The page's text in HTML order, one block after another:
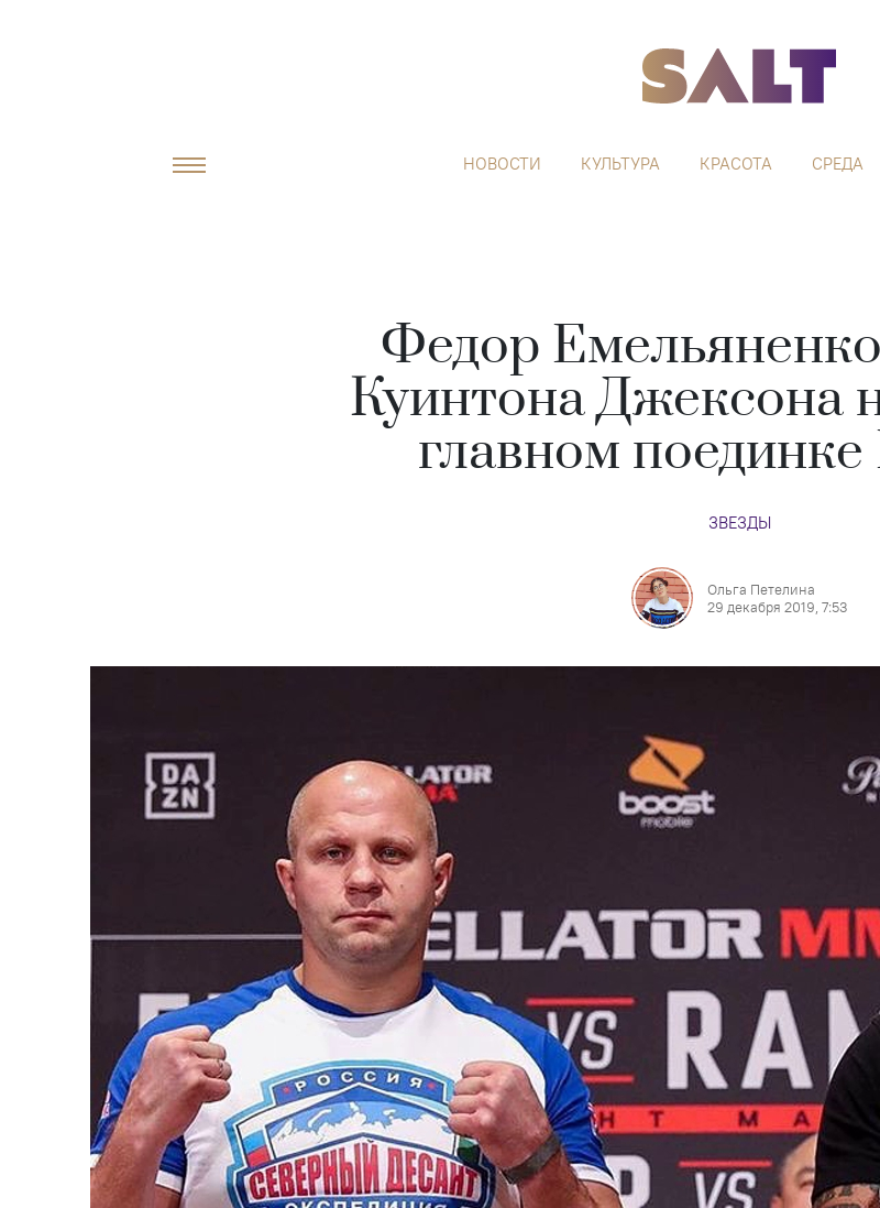
НОВОСТИ КУЛЬТУРА КРАСОТА СРЕДА
Федор
Куинтона Джексона
главном
ЗВЕЗДЫ
Ольга Петелина
29 декабря 2019, 7:53